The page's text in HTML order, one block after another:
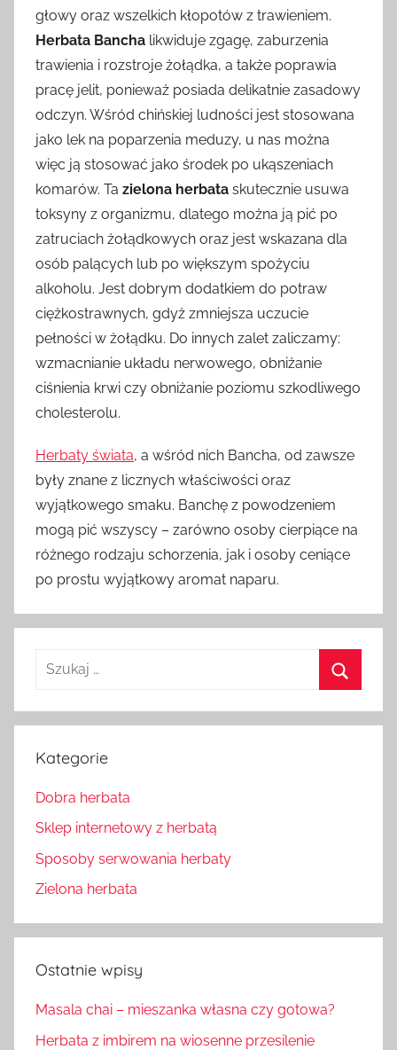
głowy oraz wszelkich kłopotów z trawieniem.
Herbata Bancha likwiduje zgagę, zaburzenia
trawienia i rozstroje żołądka, a także poprawia
pracę jelit, ponieważ posiada delikatnie zasadowy
odczyn. Wśród chińskiej ludności jest stosowana
jako lek na poparzenia meduzy, u nas można
więc ją stosować jako środek po ukąszeniach
komarów. Ta zielona herbata skutecznie usuwa
toksyny z organizmu, dlatego można ją pić po
zatruciach żołądkowych oraz jest wskazana dla
osób palących lub po większym spożyciu
alkoholu. Jest dobrym dodatkiem do potraw
ciężkostrawnych, gdyż zmniejsza uczucie
pełności w żołądku. Do innych zalet zaliczamy:
wzmacnianie układu nerwowego, obniżanie
ciśnienia krwi czy obniżanie poziomu szkodliwego
cholesterolu.
Herbaty świata, a wśród nich Bancha, od zawsze
były znane z licznych właściwości oraz
wyjątkowego smaku. Banchę z powodzeniem
mogą pić wszyscy – zarówno osoby cierpiące na
różnego rodzaju schorzenia, jak i osoby ceniące
po prostu wyjątkowy aromat naparu.
Szukaj:
Kategorie
Dobra herbata
Sklep internetowy z herbatą
Sposoby serwowania herbaty
Zielona herbata
Ostatnie wpisy
Masala chai – mieszanka własna czy gotowa?
Herbata z imbirem na wiosenne przesilenie